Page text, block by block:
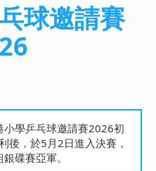
球邀請賽
學乒乓球邀請賽2026初
後，於5月2日進入決賽，
碟賽亞軍。